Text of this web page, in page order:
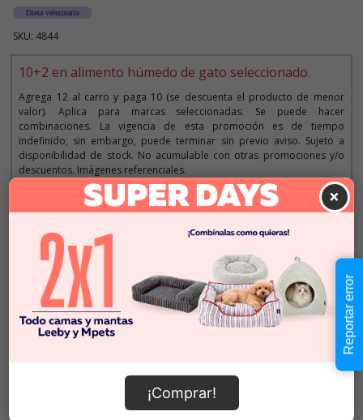
Dieta veterinaria
SKU: 4844
10+2 en alimento húmedo de gato seleccionado.
Agrega 12 al carro y paga 10 (se descuenta el producto de menor
valor). Aplica para marcas seleccionadas. Se puede hacer
combinaciones. La vigencia de esta promoción es de tiempo
indefinido; sin embargo, puede terminar sin previo aviso. Sujeto a
disponibilidad de stock. No acumulable con otras promociones y/o
descuentos. Imágenes referenciales.
Descripción
Cantidad:
- +
$4.990
En Stock
Añadir al carrito
×
¡Comprar!
Reportar error